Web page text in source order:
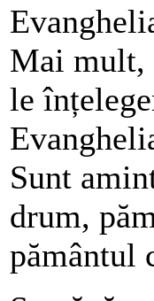
Mai mult,
le
Sunt
drum,
pământul